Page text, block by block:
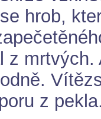
hrob,
z
z